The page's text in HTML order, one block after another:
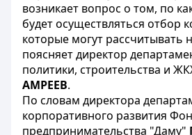
возникает вопрос о том, по
будет осуществляться отбор
которые могут рассчитывать
поясняет директор
политики, строительства и
АМРЕЕВ.
По словам директора
корпоративного развития
предпринимательства "Даму"